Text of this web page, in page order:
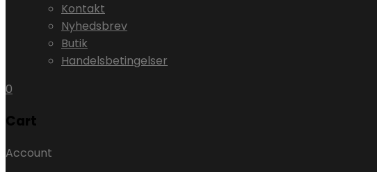
Kontakt
Nyhedsbrev
Butik
Handelsbetingelser
0
Cart
Account